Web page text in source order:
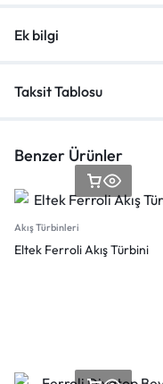
Ek bilgi
Taksit Tablosu
Benzer Ürünler
Akış Türbinleri
Eltek Ferroli Akış Türbini